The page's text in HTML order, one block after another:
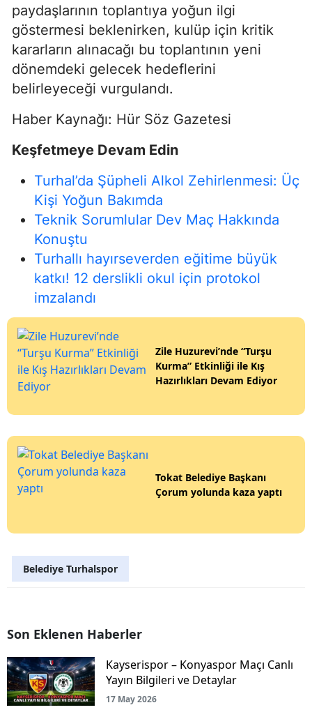
paydaşlarının toplantıya yoğun ilgi
göstermesi beklenirken, kulüp için kritik
kararların alınacağı bu toplantının yeni
dönemdeki gelecek hedeflerini
belirleyeceği vurgulandı.
Haber Kaynağı: Hür Söz Gazetesi
Keşfetmeye Devam Edin
Turhal’da Şüpheli Alkol Zehirlenmesi: Üç
Kişi Yoğun Bakımda
Teknik Sorumlular Dev Maç Hakkında
Konuştu
Turhallı hayırseverden eğitime büyük
katkı! 12 derslikli okul için protokol
imzalandı
Zile Huzurevi’nde “Turşu
Kurma” Etkinliği ile Kış
Hazırlıkları Devam Ediyor
Tokat Belediye Başkanı
Çorum yolunda kaza yaptı
Belediye Turhalspor
Son Eklenen Haberler
Kayserispor – Konyaspor Maçı Canlı
Yayın Bilgileri ve Detaylar
17 May 2026